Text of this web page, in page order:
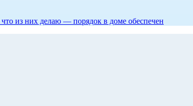
из них делаю — порядок в доме обеспечен